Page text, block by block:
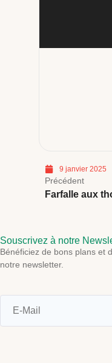
9 janvier 2025
Précédent
Souscrivez à notre
Bénéficiez de bons plans et
notre newsletter.